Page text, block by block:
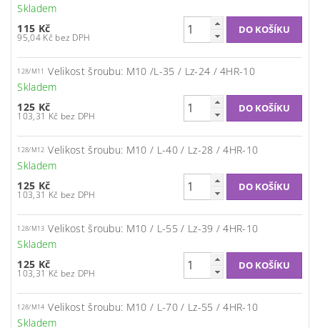
Skladem
115 Kč
95,04 Kč bez DPH
128/M11
Velikost šroubu: M10 /L-35 / Lz-24 / 4HR-10
Skladem
125 Kč
103,31 Kč bez DPH
128/M12 Velikost šroubu: M10 / L-40 / Lz-28 / 4HR-10
Skladem
125 Kč
103,31 Kč bez DPH
128/M13 Velikost šroubu: M10 / L-55 / Lz-39 / 4HR-10
Skladem
125 Kč
103,31 Kč bez DPH
128/M14 Velikost šroubu: M10 / L-70 / Lz-55 / 4HR-10
Skladem